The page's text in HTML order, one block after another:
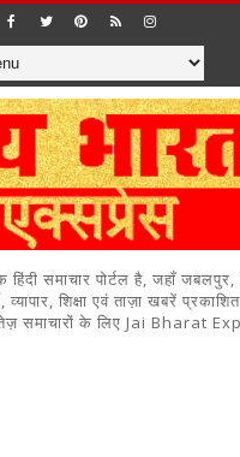
समाचार पोर्टल है, जहाँ
व्यापार, शिक्षा एवं ताज़ा खबरें
तेज़ समाचारों के लिए Jai Bharat